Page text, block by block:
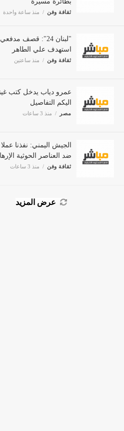
ثقافة وفن منذ ساعة واحدة
استهدف علي الطاهر
ثقافة وفن منذ ساعتين
اليكم التفاصيل
مصر
ضد العناصر الحوثية
منذ 3 ساعات
عرض المزيد